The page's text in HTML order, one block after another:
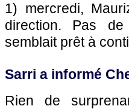
1) mercredi,
direction. Pas
semblait prêt à
Sarri a informé
Rien de